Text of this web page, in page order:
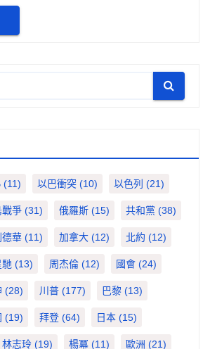
(11) 以巴衝突 (10) 以色列 (21)
戰爭 (31) 俄羅斯 (15) 共和黨 (38)
德華 (11) 加拿大 (12) 北約 (12)
馳 (13) 周杰倫 (12) 國會 (24)
(28) 川普 (177) 巴黎 (13)
(19) 拜登 (64) 日本 (15)
林志玲 (19) 楊冪 (11) 歐洲 (21)